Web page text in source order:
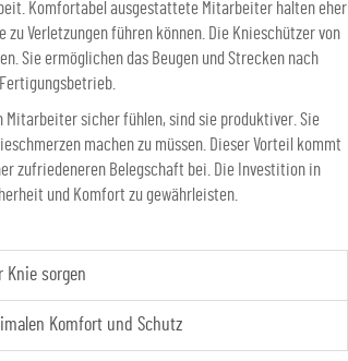
Komfortabel ausgestattete Mitarbeiter halten eher
Verletzungen führen können. Die Knieschützer von
Sie ermöglichen das Beugen und Strecken nach
Mitarbeiter sicher fühlen, sind sie produktiver. Sie
machen zu müssen. Dieser Vorteil kommt
zufriedeneren Belegschaft bei. Die Investition in
und Komfort zu gewährleisten.
sorgen
Komfort und Schutz